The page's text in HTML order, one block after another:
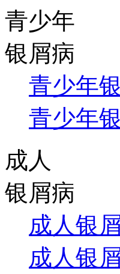
青少年
银屑病
青少年
青少年
成人
银屑病
成人银
成人银